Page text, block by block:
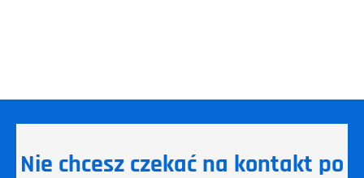
Nie chcesz czekać na kontakt po